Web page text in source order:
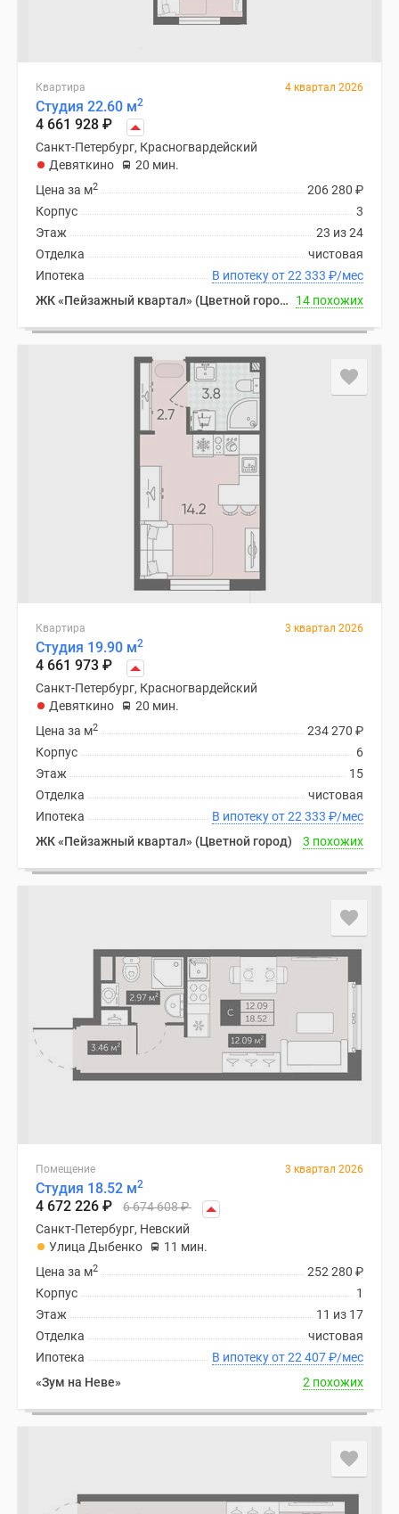
Квартира 4 квартал 2026
Студия 22.60 м2
4 661 928 ₽
Санкт-Петербург, Красногвардейский
Девяткино
20 мин.
206 280 ₽
Цена за м2
3
Корпус
23 из 24
Этаж
чистовая
Отделка
В ипотеку от 22 333 ₽/мес
Ипотека
ЖК «Пейзажный квартал» (Цветной город)
14 похожих
Квартира 3 квартал 2026
Студия 19.90 м2
4 661 973 ₽
Санкт-Петербург, Красногвардейский
Девяткино
20 мин.
234 270 ₽
Цена за м2
6
Корпус
15
Этаж
чистовая
Отделка
В ипотеку от 22 333 ₽/мес
Ипотека
ЖК «Пейзажный квартал» (Цветной город)
3 похожих
Помещение 3 квартал 2026
Студия 18.52 м2
4 672 226 ₽ 6 674 608₽
Санкт-Петербург, Невский
Улица Дыбенко
11 мин.
252 280 ₽
Цена за м2
1
Корпус
11 из 17
Этаж
чистовая
Отделка
В ипотеку от 22 407₽/мес
Ипотека
«Зум на Неве»
2 похожих